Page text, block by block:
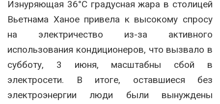
Изнуряющая 36°C градусная жара в столицей
Вьетнама Ханое привела к высокому спросу
на электричество из-за активного
использования кондиционеров, что вызвало в
субботу, 3 июня, масштабны сбой в
электросети. В итоге, оставшиеся без
электроэнергии люди были вынуждены